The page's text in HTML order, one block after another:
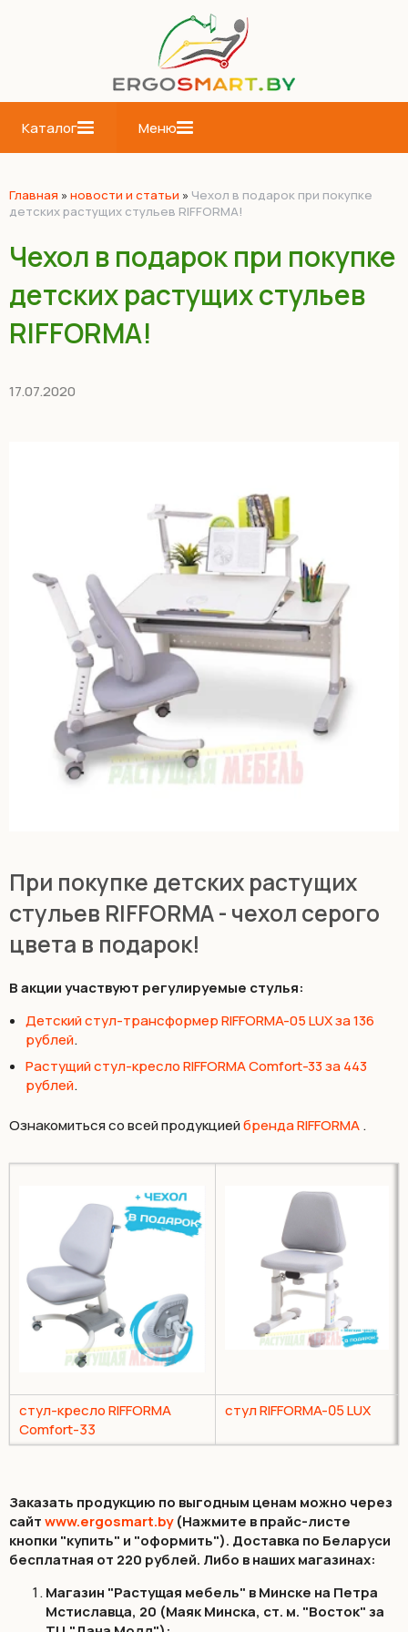
Каталог Меню
Главная » новости и статьи » Чехол в подарок при покупке
детских растущих стульев RIFFORMA!
Чехол в подарок при покупке
детских растущих стульев
RIFFORMA!
17.07.2020
При покупке детских растущих
стульев RIFFORMA - чехол серого
цвета в подарок!
В акции участвуют регулируемые стулья:
Детский стул-трансформер RIFFORMA-05 LUX за 136
рублей.
Растущий стул-кресло RIFFORMA Comfort-33 за 443
рублей.
Ознакомиться со всей продукциейбренда RIFFORMA.
стул-кресло RIFFORMA
Comfort-33
стул RIFFORMA-05 LUX
Заказать продукцию по выгодным ценам можно через
сайтwww.ergosmart.by(Нажмите в прайс-листе
кнопки "купить" и "оформить"). Доставка по Беларуси
бесплатная от 220 рублей. Либо в наших магазинах:
Магазин "Растущая мебель" в Минске на Петра
Мстиславца, 20 (Маяк Минска, ст. м. "Восток" за